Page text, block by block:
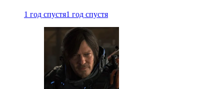
1 год спустя1 год спустя